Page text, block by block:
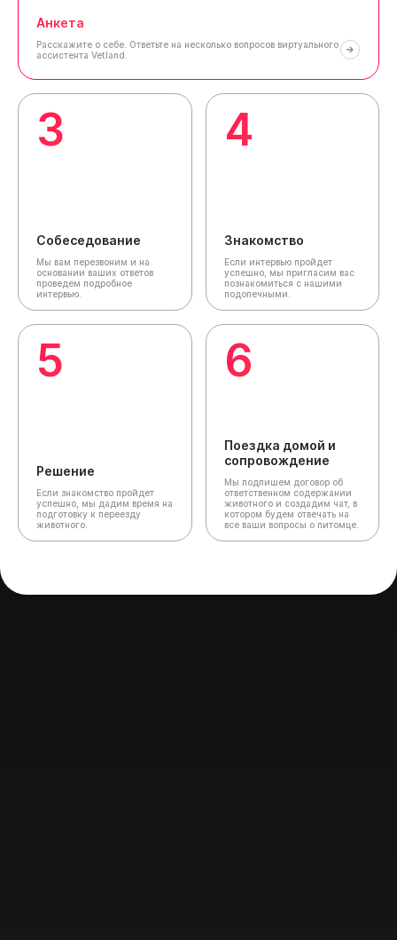
Анкета
Расскажите о себе. Ответьте на несколько вопросов виртуального
ассистента Vetland.
3
Собеседование
Мы вам перезвоним и на
основании ваших ответов
проведем подробное
интервью.
4
Знакомство
Если интервью пройдет
успешно, мы пригласим вас
познакомиться с нашими
подопечными.
5
Решение
Если знакомство пройдет
успешно, мы дадим время на
подготовку к переезду
животного.
6
Поездка домой и
сопровождение
Мы подпишем договор об
ответственном содержании
животного и создадим чат, в
котором будем отвечать на
все ваши вопросы о питомце.